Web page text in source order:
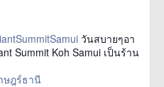
วันสบายๆอา
Summit Koh Samui เป็นร้าน
ษฎร์ธานี